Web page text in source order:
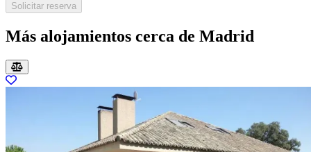
Solicitar reserva
Más alojamientos cerca de Madrid